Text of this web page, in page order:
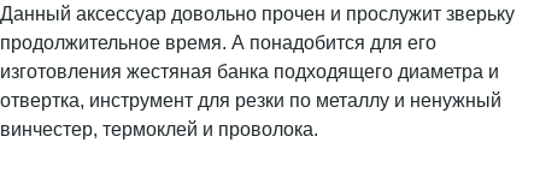
Данный аксессуар довольно прочен и прослужит зверьку
продолжительное время. А понадобится для его
изготовления жестяная банка подходящего диаметра и
отвертка, инструмент для резки по металлу и ненужный
винчестер, термоклей и проволока.